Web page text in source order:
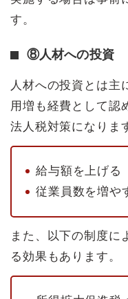
す。
⑧人材への投資
人材への投資とは主
用増も経費として認
法人税対策になりま
給与額を上げる
従業員数を増や
また、以下の制度に
る効果もあります。